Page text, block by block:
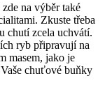
na výběr také
Zkuste třeba
chutí zcela uchvátí.
ryb připravují na
masem, jako je
chuťové buňky